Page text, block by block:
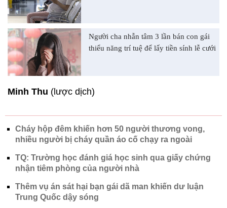
Người cha nhẫn tâm 3 lần bán con gái
thiểu năng trí tuệ để lấy tiền sính lễ cưới
Minh Thu (lược dịch)
Cháy hộp đêm khiến hơn 50 người thương vong,
nhiều người bị cháy quần áo cố chạy ra ngoài
TQ: Trường học đánh giá học sinh qua giấy chứng
nhận tiêm phòng của người nhà
Thêm vụ án sát hại bạn gái dã man khiến dư luận
Trung Quốc dậy sóng